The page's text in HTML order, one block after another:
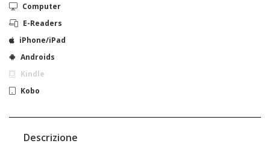
Computer
E-Readers
iPhone/iPad
Androids
Kindle
Kobo
Descrizione